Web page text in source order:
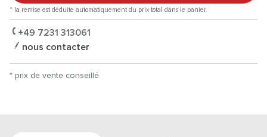
* la remise est déduite automatiquement du prix total dans le panier.
+49 7231 313061
nous contacter
* prix de vente conseillé